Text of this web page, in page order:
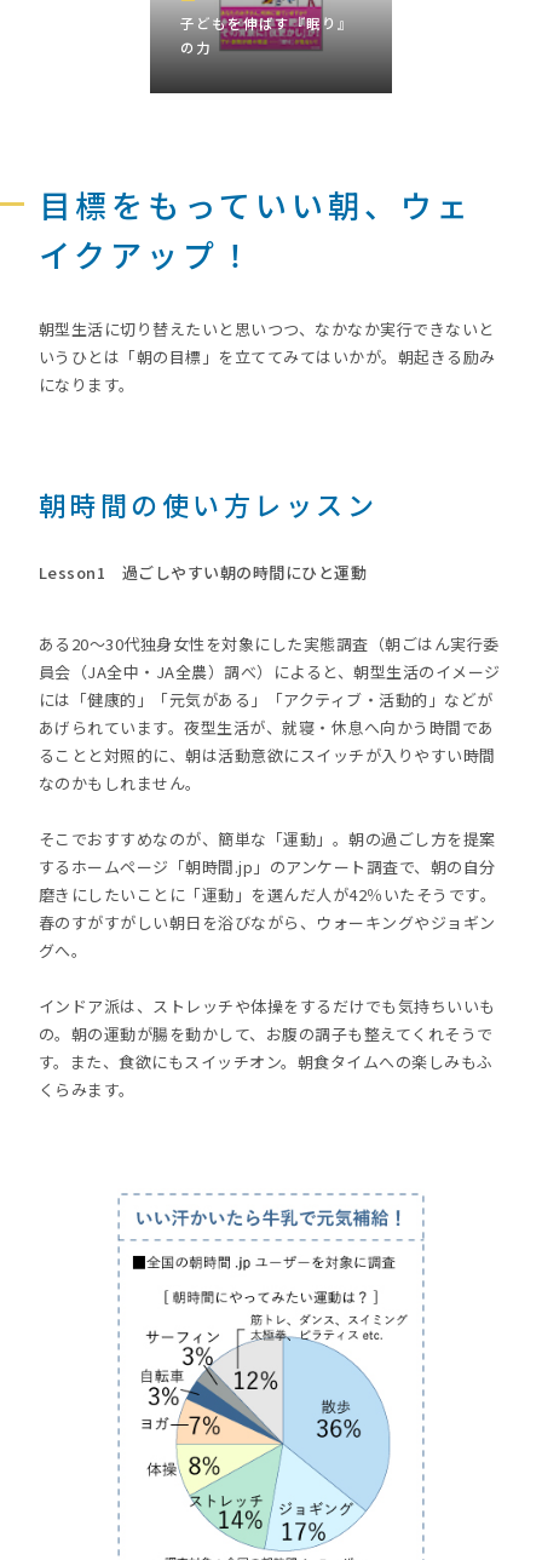
子どもを伸ばす『眠り』
の力
目標をもっていい朝、ウェ
イクアップ！
朝型生活に切り替えたいと思いつつ、なかなか実行できないと
いうひとは「朝の目標」を立ててみてはいかが。朝起きる励み
になります。
朝時間の使い方レッスン
Lesson1 過ごしやすい朝の時間にひと運動
ある20～30代独身女性を対象にした実態調査（朝ごはん実行委
員会（JA全中・JA全農）調べ）によると、朝型生活のイメージ
には「健康的」「元気がある」「アクティブ・活動的」などが
あげられています。夜型生活が、就寝・休息へ向かう時間であ
ることと対照的に、朝は活動意欲にスイッチが入りやすい時間
なのかもしれません。
そこでおすすめなのが、簡単な「運動」。朝の過ごし方を提案
するホームページ「朝時間.jp」のアンケート調査で、朝の自分
磨きにしたいことに「運動」を選んだ人が42％いたそうです。
春のすがすがしい朝日を浴びながら、ウォーキングやジョギン
グへ。
インドア派は、ストレッチや体操をするだけでも気持ちいいも
の。朝の運動が腸を動かして、お腹の調子も整えてくれそうで
す。また、食欲にもスイッチオン。朝食タイムへの楽しみもふ
くらみます。